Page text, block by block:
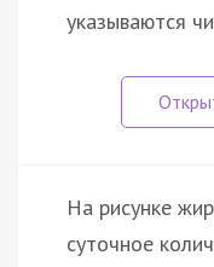
указываются
На рисунке
суточное